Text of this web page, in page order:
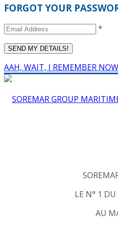
FORGOT YOUR
*
AAH, WAIT, I REMEMBER
LE N° 1
AU